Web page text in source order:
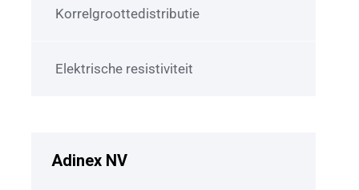
Korrelgroottedistributie
Elektrische resistiviteit
Adinex NV